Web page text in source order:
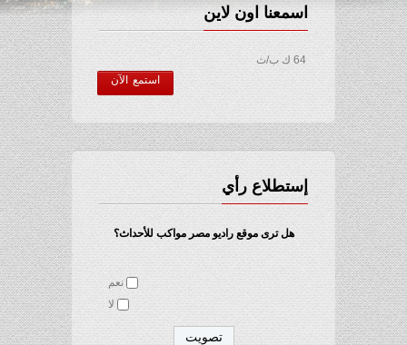
اسمعنا اون لاين
64 ك ب/ث
استمع الآن
إستطلاع رأي
هل ترى موقع راديو مصر مواكب للأحداث؟
نعم
لا